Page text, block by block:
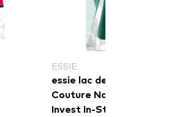
ESSIE
essie lac de unghii - Gel
Couture Nail Polish - 548
Invest In-Style